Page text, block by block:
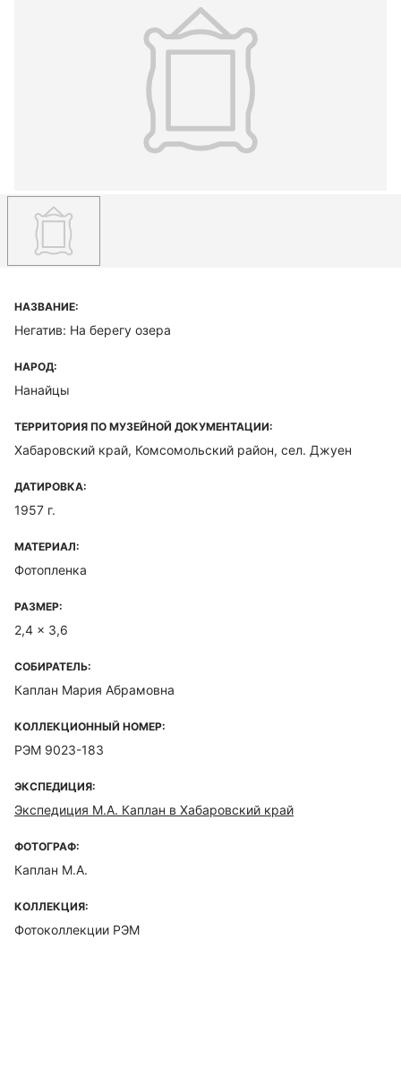
НАЗВАНИЕ:
Негатив: На берегу озера
НАРОД:
Нанайцы
ТЕРРИТОРИЯ ПО МУЗЕЙНОЙ ДОКУМЕНТАЦИИ:
Хабаровский край, Комсомольский район, сел. Джуен
ДАТИРОВКА:
1957 г.
МАТЕРИАЛ:
Фотопленка
РАЗМЕР:
2,4 x 3,6
СОБИРАТЕЛЬ:
Каплан Мария Абрамовна
КОЛЛЕКЦИОННЫЙ НОМЕР:
РЭМ 9023-183
ЭКСПЕДИЦИЯ:
Экспедиция М.А. Каплан в Хабаровский край
ФОТОГРАФ:
Каплан М.А.
КОЛЛЕКЦИЯ:
Фотоколлекции РЭМ